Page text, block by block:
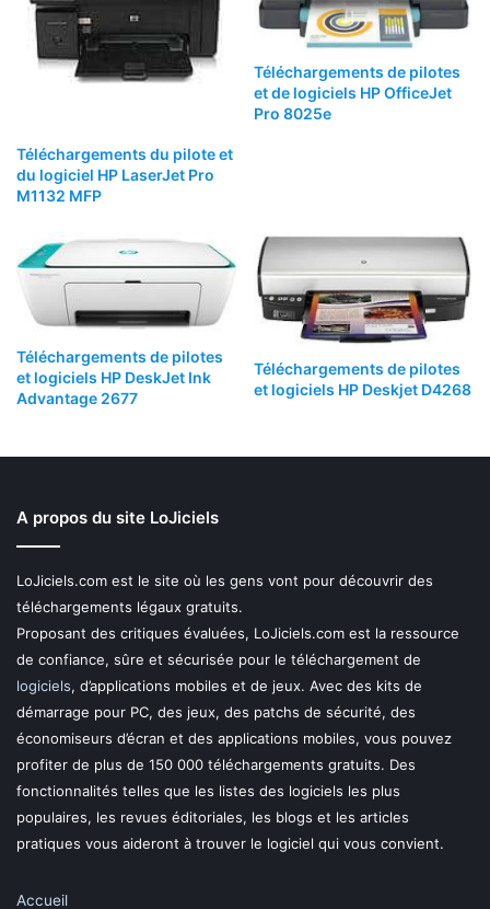
Téléchargements du pilote et
du logiciel HP LaserJet Pro
M1132 MFP
Téléchargements de pilotes
et de logiciels HP OfficeJet
Pro 8025e
Téléchargements de pilotes
et logiciels HP DeskJet Ink
Advantage 2677
Téléchargements de pilotes
et logiciels HP Deskjet D4268
A propos du site LoJiciels
LoJiciels.com est le site où les gens vont pour découvrir des
téléchargements légaux gratuits.
Proposant des critiques évaluées, LoJiciels.com est la ressource
de confiance, sûre et sécurisée pour le téléchargement de
logiciels, d’applications mobiles et de jeux. Avec des kits de
démarrage pour PC, des jeux, des patchs de sécurité, des
économiseurs d’écran et des applications mobiles, vous pouvez
profiter de plus de 150 000 téléchargements gratuits. Des
fonctionnalités telles que les listes des logiciels les plus
populaires, les revues éditoriales, les blogs et les articles
pratiques vous aideront à trouver le logiciel qui vous convient.
Accueil